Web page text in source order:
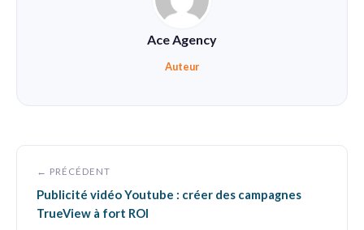
Ace Agency
Auteur
← PRÉCÉDENT
Publicité vidéo Youtube : créer des campagnes
TrueView à fort ROI